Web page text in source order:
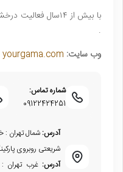
با بيش از ۱۴سال
.
وب سایت: yourgama.com
شماره تماس:
09122424251
آدرس:شمال تهران :
شریعتی روبروی
آدرس: غرب تهران